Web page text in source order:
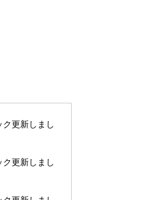
ク更新しまし
ク更新しまし